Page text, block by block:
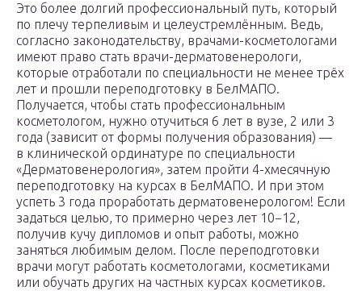
Это более долгий профессиональный путь, который
по плечу терпеливым и целеустремлённым. Ведь,
согласно законодательству, врачами-косметологами
имеют право стать врачи-дерматовенерологи,
которые отработали по специальности не менее трёх
лет и прошли переподготовку в БелМАПО.
Получается, чтобы стать профессиональным
косметологом, нужно отучиться 6 лет в вузе, 2 или 3
года (зависит от формы получения образования) —
в клинической ординатуре по специальности
«Дерматовенерология», затем пройти 4-хмесячную
переподготовку на курсах в БелМАПО. И при этом
успеть 3 года проработать дерматовенерологом! Если
задаться целью, то примерно через лет 10−12,
получив кучу дипломов и опыт работы, можно
заняться любимым делом. После переподготовки
врачи могут работать косметологами, косметиками
или обучать других на частных курсах косметиков.